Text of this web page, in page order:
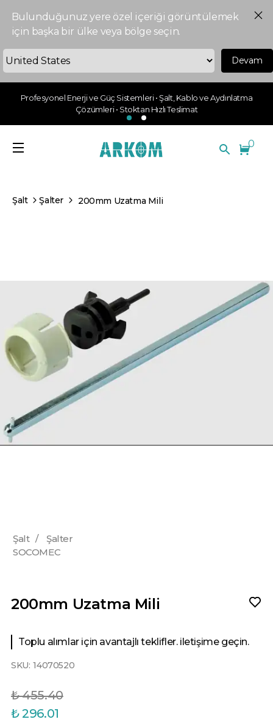
Bulunduğunuz yere özel içeriği görüntülemek
için başka bir ülke veya bölge seçin.
Devam
Profesyonel Enerji ve Güç Sistemleri • Şalt, Kablo ve Aydınlatma
Çözümleri • Stoktan Hızlı Teslimat
0
Şalt Şalter 200mm Uzatma Mili
Şalt /
Şalter
SOCOMEC
200mm Uzatma Mili
Toplu alımlar için avantajlı teklifler. iletişime geçin.
SKU: 14070520
₺ 455.40
₺ 296.01